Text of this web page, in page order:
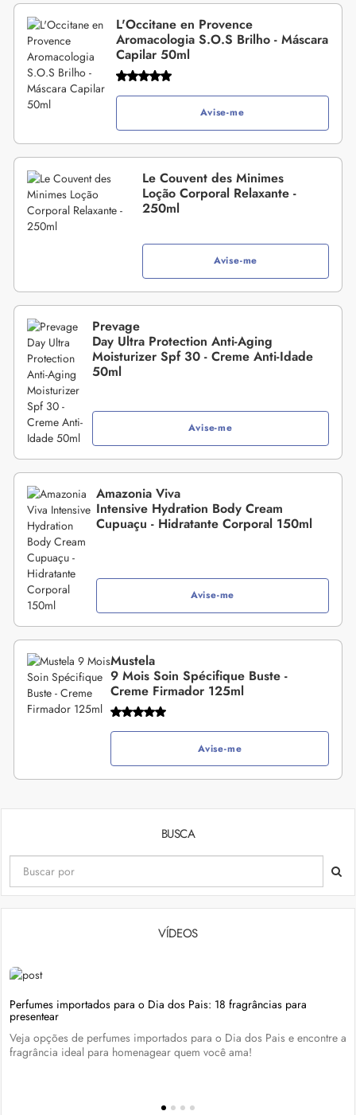
L'Occitane en Provence
Aromacologia S.O.S Brilho - Máscara
Capilar 50ml
Avise-me
Le Couvent des Minimes
Loção Corporal Relaxante -
250ml
Avise-me
Prevage
Day Ultra Protection Anti-Aging
Moisturizer Spf 30 - Creme Anti-Idade
50ml
Avise-me
Amazonia Viva
Intensive Hydration Body Cream
Cupuaçu - Hidratante Corporal 150ml
Avise-me
Mustela
9 Mois Soin Spécifique Buste -
Creme Firmador 125ml
Avise-me
BUSCA
VÍDEOS
Perfumes importados para o Dia dos Pais: 18 fragrâncias para
presentear
Veja opções de perfumes importados para o Dia dos Pais e encontre a
fragrância ideal para homenagear quem você ama!